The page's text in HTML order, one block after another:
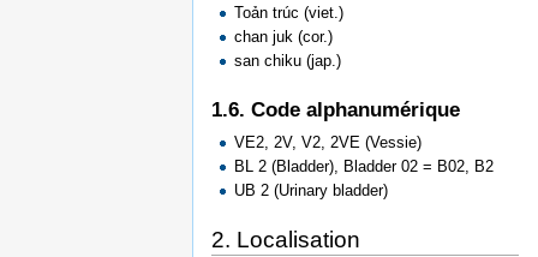
Toản trúc (viet.)
chan juk (cor.)
san chiku (jap.)
1.6. Code alphanumérique
VE2, 2V, V2, 2VE (Vessie)
BL 2 (Bladder), Bladder 02 = B02, B2
UB 2 (Urinary bladder)
2. Localisation